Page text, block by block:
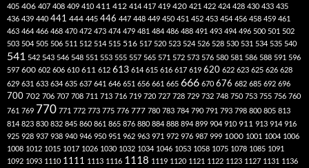
405 406 407 408 409 410 411 412 414 417 419 420 421 422 424 428 430 433 435
436 439 440 441 444 445 446 447 448 449 450 451 452 453 454 456 458 459 461
463 464 466 468 470 472 473 474 479 481 484 486 488 491 493 494 496 500 501 502
503 504 505 506 511 512 514 515 516 517 520 523 524 526 528 530 531 534 535 540
541 542 543 546 548 551 553 555 557 565 571 572 573 576 580 581 586 588 591 596
597 600 602 606 610 611 612 613 614 615 616 617 619 620 622 623 625 626 628
629 631 633 634 635 637 641 646 651 656 661 665 666 670 676 682 685 692 696
700 702 706 707 708 711 713 716 719 720 727 728 729 732 748 750 753 755 756 760
761 769 770 771 772 773 775 776 777 780 783 784 790 791 793 798 800 805 813
814 823 830 832 845 860 861 865 876 880 884 888 894 899 904 910 911 913 914 916
925 928 937 938 940 946 950 951 962 963 971 972 976 987 999 1000 1001 1004 1006
1008 1012 1015 1017 1026 1030 1032 1034 1046 1053 1058 1075 1078 1085 1091
1092 1093 1110 1111 1113 1116 1118 1119 1120 1121 1122 1123 1127 1131 1136